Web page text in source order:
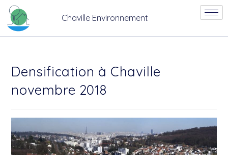
Chaville Environnement
Densification à Chaville
novembre 2018